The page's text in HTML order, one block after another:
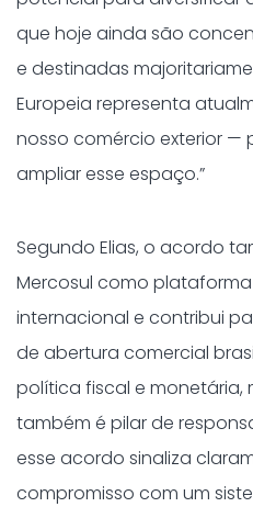
que hoje ainda são
e destinadas
Europeia representa
nosso comércio exterior —
ampliar esse espaço.”
Segundo Elias, o acordo
Mercosul como
internacional e contribui
de abertura comercial
política fiscal e monetária,
também é pilar de
esse acordo sinaliza
compromisso com um